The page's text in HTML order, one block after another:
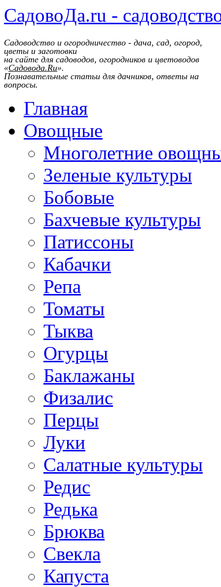
СадовоДа.ru -
Садоводство и огородничество - дача, сад, огород,
цветы и заготовки
на сайте для садоводов, огородников и цветоводов
«Садовода.Ru».
Познавательные статьи для дачников, ответы на
вопросы.
Главная
Овощные
Многолетние
Зеленые культуры
Бобовые
Бахчевые культуры
Патиссоны
Кабачки
Репа
Томаты
Тыква
Огурцы
Баклажаны
Физалис
Перцы
Луки
Салатные культуры
Редис
Редька
Брюква
Свекла
Капуста